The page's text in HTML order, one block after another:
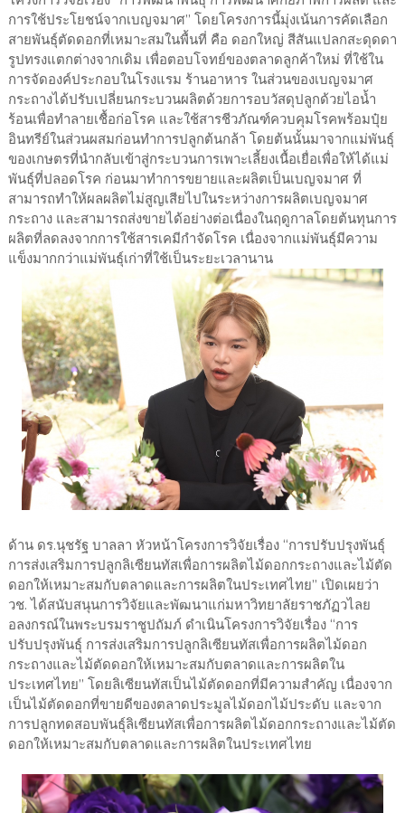
การใช้ประโยชน์จากเบญจมาศ” โดยโครงการนี้มุ่งเน้นการคัดเลือก
สายพันธุ์ตัดดอกที่เหมาะสมในพื้นที่ คือ ดอกใหญ่ สีสันแปลกสะดุดดา
รูปทรงแตกต่างจากเดิม เพื่อตอบโจทย์ของตลาดลูกค้าใหม่ ที่ใช้ใน
การจัดองค์ประกอบในโรงแรม ร้านอาหาร ในส่วนของเบญจมาศ
กระถางได้ปรับเปลี่ยนกระบวนผลิตด้วยการอบวัสดุปลูกด้วยไอน้ำ
ร้อนเพื่อทำลายเชื้อก่อโรค และใช้สารชีวภัณฑ์ควบคุมโรคพร้อมปุ๋ย
อินทรีย์ในส่วนผสมก่อนทำการปลูกต้นกล้า โดยต้นนั้นมาจากแม่พันธุ์
ของเกษตรที่นำกลับเข้าสู่กระบวนการเพาะเลี้ยงเนื้อเยื่อเพื่อให้ได้แม่
พันธุ์ที่ปลอดโรค ก่อนมาทำการขยายและผลิตเป็นเบญจมาศ ที่
สามารถทำให้ผลผลิตไม่สูญเสียไปในระหว่างการผลิตเบญจมาศ
กระถาง และสามารถส่งขายได้อย่างต่อเนื่องในฤดูกาลโดยต้นทุนการ
ผลิตที่ลดลงจากการใช้สารเคมีกำจัดโรค เนื่องจากแม่พันธุ์มีความ
แข็งมากกว่าแม่พันธุ์เก่าที่ใช้เป็นระยะเวลานาน
ด้าน ดร.นุชรัฐ บาลลา หัวหน้าโครงการวิจัยเรื่อง “การปรับปรุงพันธุ์
การส่งเสริมการปลูกลิเซียนทัสเพื่อการผลิตไม้ดอกกระถางและไม้ตัด
ดอกให้เหมาะสมกับตลาดและการผลิตในประเทศไทย” เปิดเผยว่า
วช. ได้สนับสนุนการวิจัยและพัฒนาแก่มหาวิทยาลัยราชภัฏวไลย
อลงกรณ์ในพระบรมราชูปถัมภ์ ดำเนินโครงการวิจัยเรื่อง “การ
ปรับปรุงพันธุ์ การส่งเสริมการปลูกลิเซียนทัสเพื่อการผลิตไม้ดอก
กระถางและไม้ตัดดอกให้เหมาะสมกับตลาดและการผลิตใน
ประเทศไทย” โดยลิเซียนทัสเป็นไม้ตัดดอกที่มีความสำคัญ เนื่องจาก
เป็นไม้ตัดดอกที่ขายดีของตลาดประมูลไม้ดอกไม้ประดับ และจาก
การปลูกทดสอบพันธุ์ลิเซียนทัสเพื่อการผลิตไม้ดอกกระถางและไม้ตัด
ดอกให้เหมาะสมกับตลาดและการผลิตในประเทศไทย